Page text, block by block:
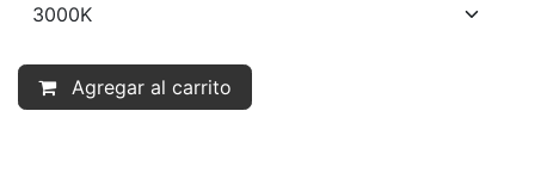
Agregar al carrito